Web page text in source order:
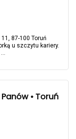
87-100 Toruń
u szczytu kariery.
• Toruń